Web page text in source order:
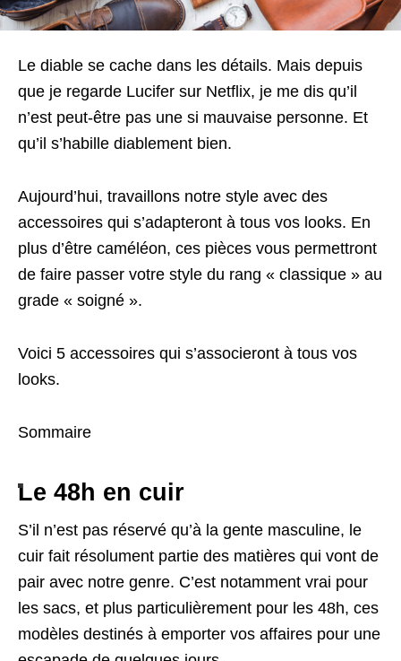
Le diable se cache dans les détails. Mais depuis
que je regarde Lucifer sur Netflix, je me dis qu’il
n’est peut-être pas une si mauvaise personne. Et
qu’il s’habille diablement bien.
Aujourd’hui, travaillons notre style avec des
accessoires qui s’adapteront à tous vos looks. En
plus d’être caméléon, ces pièces vous permettront
de faire passer votre style du rang « classique » au
grade « soigné ».
Voici 5 accessoires qui s’associeront à tous vos
looks.
Sommaire
Le 48h en cuir
S’il n’est pas réservé qu’à la gente masculine, le
cuir fait résolument partie des matières qui vont de
pair avec notre genre. C’est notamment vrai pour
les sacs, et plus particulièrement pour les 48h, ces
modèles destinés à emporter vos affaires pour une